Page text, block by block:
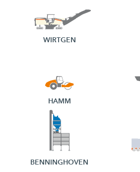
WIRTGEN
HAMM
BENNINGHOVEN